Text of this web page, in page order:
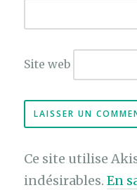
Site web
Ce site utilise
indésirables.En